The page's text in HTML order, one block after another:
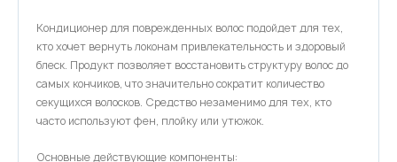
Кондиционер для поврежденных волос подойдет для тех,
кто хочет вернуть локонам привлекательность и здоровый
блеск. Продукт позволяет восстановить структуру волос до
самых кончиков, что значительно сократит количество
секущихся волосков. Средство незаменимо для тех, кто
часто используют фен, плойку или утюжок.
Основные действующие компоненты: